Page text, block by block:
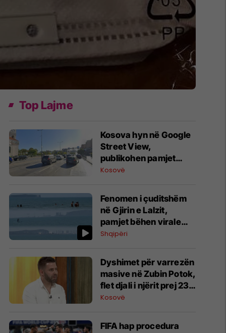
Top Lajme
Kosova hyn në Google
Street View,
publikohen pamjet
360-gradëshe
Kosovë
Fenomen i çuditshëm
në Gjirin e Lalzit,
pamjet bëhen virale
(Video)
Shqipëri
Dyshimet për varrezën
masive në Zubin Potok,
flet djali i njërit prej 23
intelektualëve të
Kosovë
FIFA hap procedura